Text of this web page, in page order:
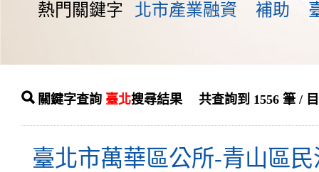
熱門關鍵字 北市產業融資 補助
關鍵字查詢 臺北搜尋結果 共查詢到 1556 筆 / 目
臺北市萬華區公所-青山區